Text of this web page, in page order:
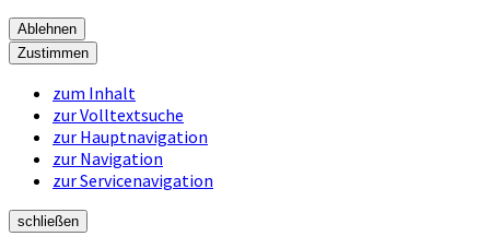
Ablehnen
Zustimmen
zum Inhalt
zur Volltextsuche
zur Hauptnavigation
zur Navigation
zur Servicenavigation
schließen